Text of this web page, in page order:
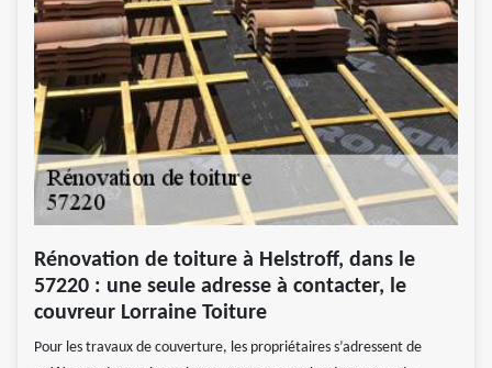
Rénovation de toiture à Helstroff, dans le
57220 : une seule adresse à contacter, le
couvreur Lorraine Toiture
Pour les travaux de couverture, les propriétaires s’adressent de